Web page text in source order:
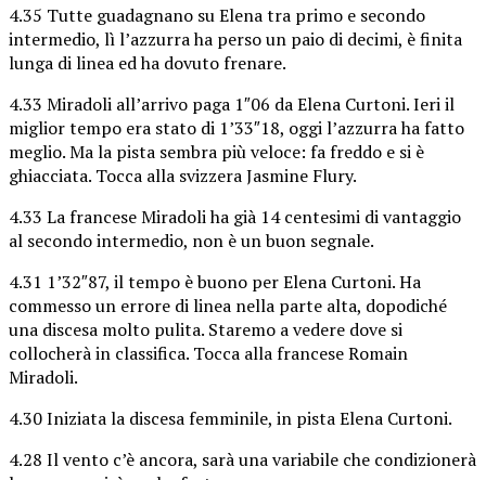
4.35 Tutte guadagnano su Elena tra primo e secondo
intermedio, lì l’azzurra ha perso un paio di decimi, è finita
lunga di linea ed ha dovuto frenare.
4.33 Miradoli all’arrivo paga 1″06 da Elena Curtoni. Ieri il
miglior tempo era stato di 1’33″18, oggi l’azzurra ha fatto
meglio. Ma la pista sembra più veloce: fa freddo e si è
ghiacciata. Tocca alla svizzera Jasmine Flury.
4.33 La francese Miradoli ha già 14 centesimi di vantaggio
al secondo intermedio, non è un buon segnale.
4.31 1’32″87, il tempo è buono per Elena Curtoni. Ha
commesso un errore di linea nella parte alta, dopodiché
una discesa molto pulita. Staremo a vedere dove si
collocherà in classifica. Tocca alla francese Romain
Miradoli.
4.30 Iniziata la discesa femminile, in pista Elena Curtoni.
4.28 Il vento c’è ancora, sarà una variabile che condizionerà